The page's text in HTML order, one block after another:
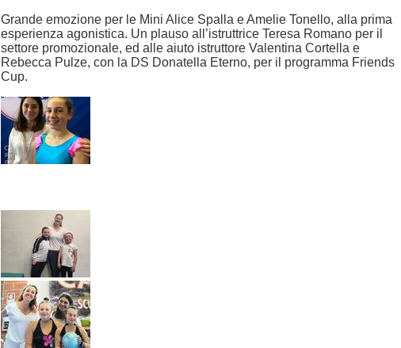
Grande emozione per le Mini Alice Spalla e Amelie Tonello, alla prima
esperienza agonistica. Un plauso all’istruttrice Teresa Romano per il
settore promozionale, ed alle aiuto istruttore Valentina Cortella e
Rebecca Pulze, con la DS Donatella Eterno, per il programma Friends
Cup.